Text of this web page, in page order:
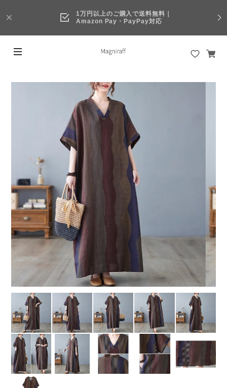
1万円以上のご購入で送料無料｜
Amazon Pay・PayPay対応